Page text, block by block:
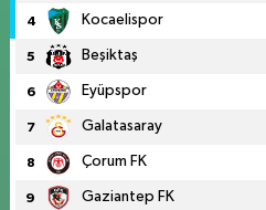
4 Kocaelispor
5 Beşiktaş
6 Eyüpspor
7 Galatasaray
8 Çorum FK
9 Gaziantep FK